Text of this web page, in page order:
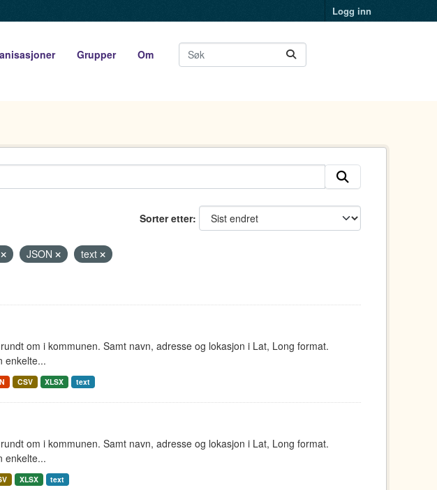
Logg inn
Grupper Om
Sorter etter
JSON
text
om i kommunen. Samt navn, adresse og lokasjon i Lat, Long format.
enkelte...
CSV XLSX text
om i kommunen. Samt navn, adresse og lokasjon i Lat, Long format.
enkelte...
XLSX text